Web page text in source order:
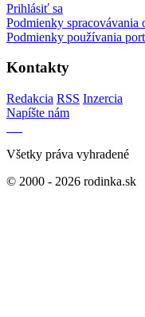
Prihlásiť sa
Podmienky spracovávania
Podmienky používania
Kontakty
Redakcia RSS Inzercia
Napíšte nám
Všetky práva vyhradené
© 2000 - 2026 rodinka.sk